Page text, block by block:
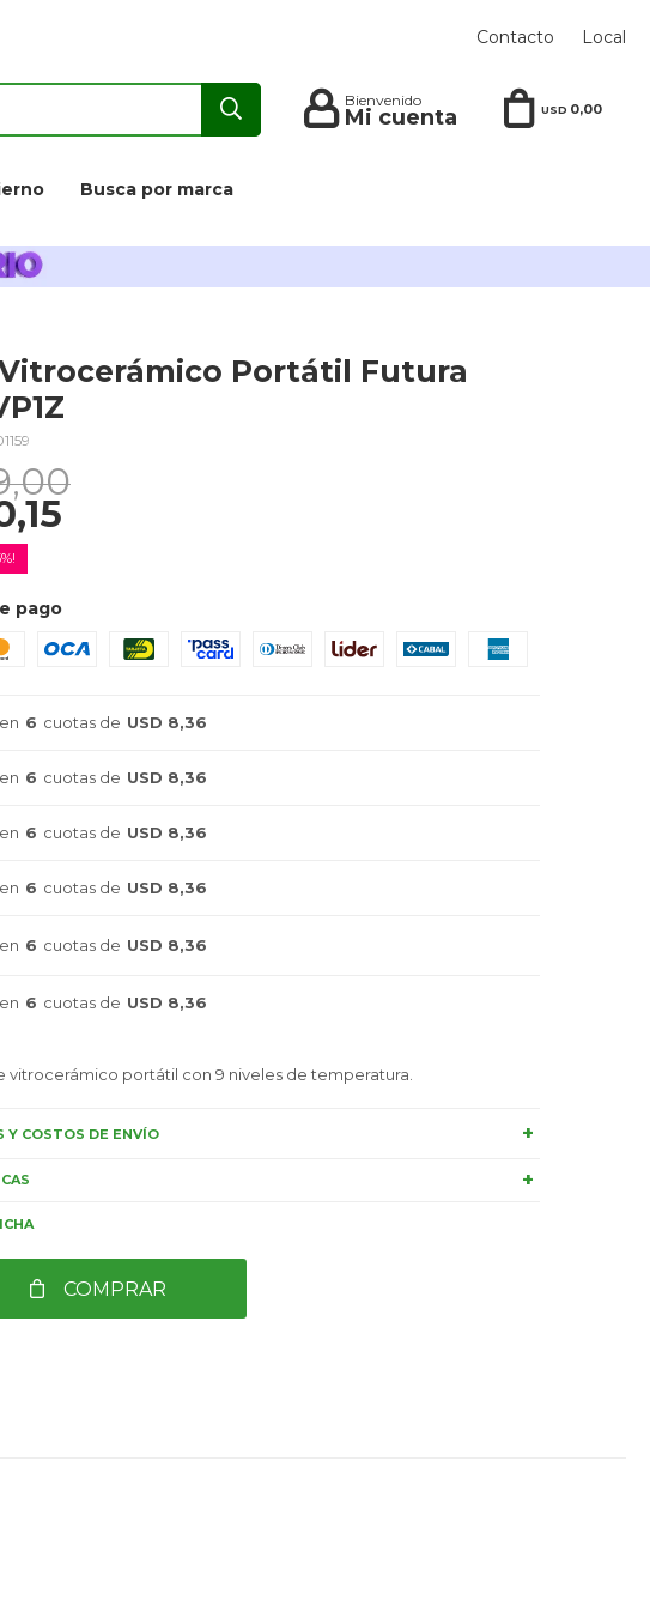
Busca por marca
USD 0,00
Contacto Local
Portátil Futura
pago
6 cuotas de USD 8,36
6 cuotas de USD 8,36
6 cuotas de USD 8,36
6 cuotas de USD 8,36
6 cuotas de USD 8,36
6 cuotas de USD 8,36
vitrocerámico portátil con 9 niveles de temperatura.
COMPRAR
Y COSTOS DE ENVÍO